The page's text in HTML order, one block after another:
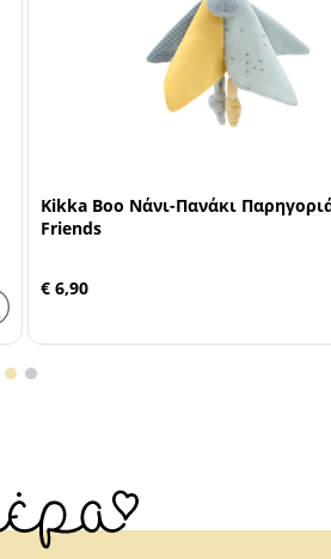
Kikka Boo Νάνι-Πανάκι
Friends
€ 6,90